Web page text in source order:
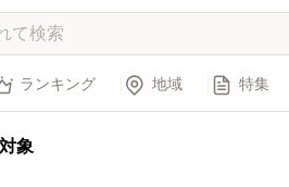
ランキング 地域 特集
象